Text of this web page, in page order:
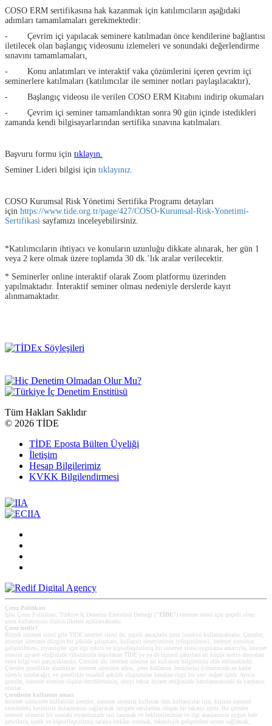
COSO ERM sertifikasına hak kazanmak için katılımcıların aşağıdaki
adımları tamamlamaları gerekmektedir:
- Çevrim içi yapılacak seminere katılmadan önce kendilerine bağlantısı
iletilecek olan başlangıç videosunu izlemeleri ve sonundaki değerlendirme
sınavını tamamlamaları,
- Konu anlatımları ve interaktif vaka çözümlerini içeren çevrim içi
seminerlere katılmaları (katılımcılar ile seminer notları paylaşılacaktır),
- Başlangıç videosu ile verilen COSO ERM Kitabını indirip okumaları
- Çevrim içi seminer tamamlandıktan sonra 90 gün içinde istedikleri
zamanda kendi bilgisayarlarından sertifika sınavına katılmaları.
Başvuru formu için tıklayın.
Seminer Lideri bilgisi için tıklayınız.
COSO Kurumsal Risk Yönetimi Sertifika Programı detayları
için https://www.tide.org.tr/page/427/COSO-Kurumsal-Risk-Yonetimi-
Sertifikasi sayfamızı inceleyebilirsiniz.
*Katılımcıların ihtiyacı ve konuların uzunluğu dikkate alınarak, her gün 1
veya 2 kere olmak üzere toplamda 30 dk.’lık aralar verilecektir.
* Seminerler online interaktif olarak Zoom platformu üzerinden
yapılmaktadır. İnteraktif seminer olması nedeniyle derslerde kayıt
alınmamaktadır.
Tüm Hakları Saklıdır
© 2026 TİDE
TİDE Eposta Bülten Üyeliği
İletişim
Hesap Bilgilerimiz
KVKK Bilgilendirmesi
Çerez Politikası
İşbu Çerez Politikası, Türkiye İç Denetim Enstitüsü Derneği (" TİDE ") internet sitesi için geçerli olup,
çerez kullanımına ilişkin ilkeleri açıklamaktadır.
Çerez nedir?
Birçok internet sitesi gibi TİDE internet sitesi de, çeşitli amaçlarla çerez (cookie) kullanmaktadır. Çerezler;
internet sitesinin düzgün bir şekilde çalışması, kullanıcı deneyiminin iyileştirilmesi, internet sitesinin
geliştirilmesi, ziyaretçiler için ilgi çekici ve kişiselleştirilmiş bir internet sitesi/uygulama amacıyla, internet
sitesini ziyaret ettiğinizde cihazınızda depolanan TİDE’ye ya da üçüncü şahıslara ait küçük metin dosyaları
veya bilgi/veri parçacıklarıdır. Çerezler ile, internet sitesine ait kullanım bilgileriniz elde edilmektedir.
Çerezler genellikle alındıkları internet sitesinin adını, çerez kullanım ömürlerini (cihazınızda ne kadar
süreyle tutulacağı), ve genellikle tesadüfî şekilde oluşturulan kendine özgü bir sayı değeri içerir. Ayrıca
çerezler, internet sitesine ilişkin tercihlerinizin, siteyi tekrar ziyaret ettiğinizde hatırlanmasında da yardımcı
olurlar.
Çerezlerin kullanım amacı
Internet sitemizde kullanılan çerezler, internet sitemizi kullanan tüm kullanıcılar için, kişinin internet
sitesindeki kesintisiz dolaşmasını sağlayacak rastgele sayılardan oluşan bir rakamı içerir. Bu çerezler
internet sitemizi bir sonraki ziyaretinizde sizi tanımak ve beklentilerinize ve ilgi alanlarınıza uygun hale
getirilmiş içerik ve kişiselleştirilmiş tarama imkânı sunmak, teknolojik gelişmelere uyum sağlamak,